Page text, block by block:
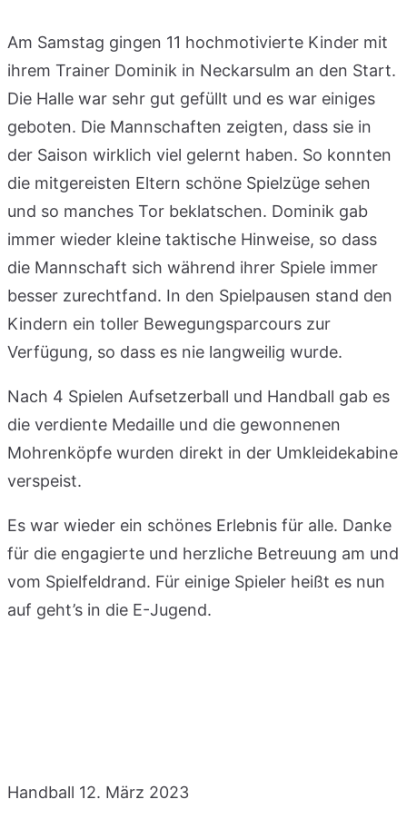
Am Samstag gingen 11 hochmotivierte Kinder mit
ihrem Trainer Dominik in Neckarsulm an den Start.
Die Halle war sehr gut gefüllt und es war einiges
geboten. Die Mannschaften zeigten, dass sie in
der Saison wirklich viel gelernt haben. So konnten
die mitgereisten Eltern schöne Spielzüge sehen
und so manches Tor beklatschen. Dominik gab
immer wieder kleine taktische Hinweise, so dass
die Mannschaft sich während ihrer Spiele immer
besser zurechtfand. In den Spielpausen stand den
Kindern ein toller Bewegungsparcours zur
Verfügung, so dass es nie langweilig wurde.
Nach 4 Spielen Aufsetzerball und Handball gab es
die verdiente Medaille und die gewonnenen
Mohrenköpfe wurden direkt in der Umkleidekabine
verspeist.
Es war wieder ein schönes Erlebnis für alle. Danke
für die engagierte und herzliche Betreuung am und
vom Spielfeldrand. Für einige Spieler heißt es nun
auf geht’s in die E-Jugend.
Handball 12. März 2023